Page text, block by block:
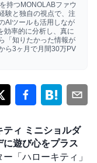
持つMONOLABファウ
験と独自の視点で、注
AIツールも活用しなが
効率的に分析し、真に
「知りたかった情報が
ら3ヶ月で月間30万PV
ティ ミニショルダ
に遊び心をプラス
「ハローキティ」